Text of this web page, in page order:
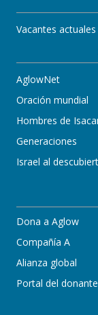
Vacantes actuales
AglowNet
Oración mundial
Hombres de
Generaciones
Israel al
Dona a Aglow
Compañía A
Alianza global
Portal del donante